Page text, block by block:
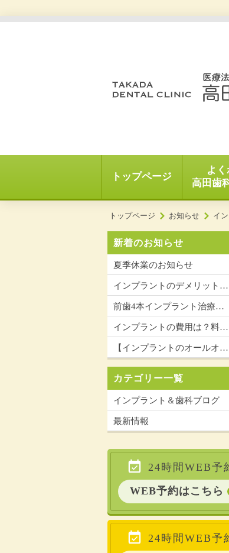
トップページ
よ
高田歯
トップページ お知らせ イ
新着のお知らせ
夏季休業のお知らせ
インプラントのデメリット…
前歯4本インプラント治療…
インプラントの費用は？料…
【インプラントのオールオ…
カテゴリー一覧
インプラント＆歯科ブログ
最新情報
24時間WEB予
WEB予約はこちら
24時間WEB予